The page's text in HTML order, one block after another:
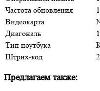
Частота обновления
Видеокарта
Диагональ
Тип ноутбука
Штрих-код
Предлагаем также: